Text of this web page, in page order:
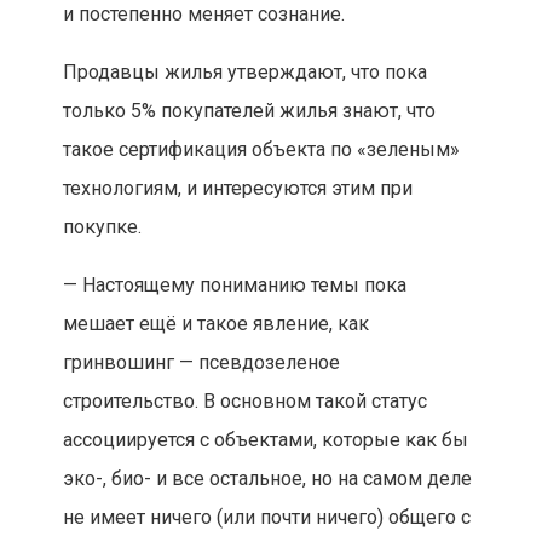
и постепенно меняет сознание.
Продавцы жилья утверждают, что пока
только 5% покупателей жилья знают, что
такое сертификация объекта по «зеленым»
технологиям, и интересуются этим при
покупке.
— Настоящему пониманию темы пока
мешает ещё и такое явление, как
гринвошинг — псевдозеленое
строительство. В основном такой статус
ассоциируется с объектами, которые как бы
эко-, био- и все остальное, но на самом деле
не имеет ничего (или почти ничего) общего с